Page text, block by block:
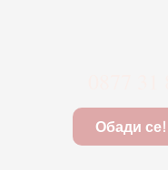
Обади се!